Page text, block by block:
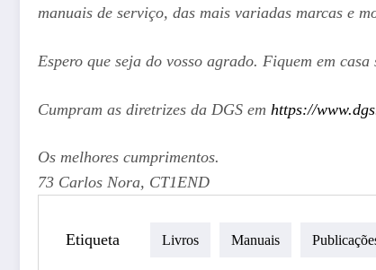
manuais de serviço, das mais variadas marcas e
Espero que seja do vosso agrado. Fiquem em casa
Cumpram as diretrizes da DGS em https://
Os melhores cumprimentos.
73 Carlos Nora, CT1END
Etiqueta Livros Manuais